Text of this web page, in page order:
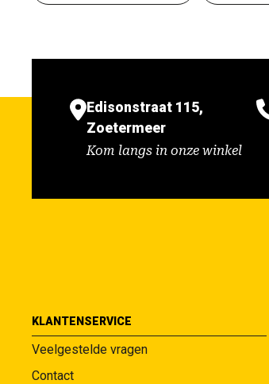
Edisonstraat 115,
Zoetermeer
Kom langs in onze winkel
KLANTENSERVICE
Veelgestelde vragen
Contact